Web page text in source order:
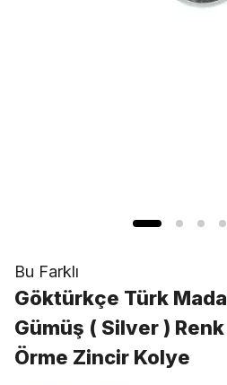
Bu Farklı
Göktürkçe Türk
Gümüş ( Silver )
Örme Zincir Kolye